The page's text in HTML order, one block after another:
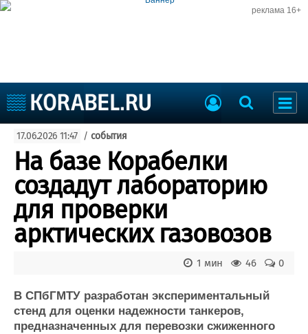
реклама 16+
Судоходство
Судоремонт
События
Порты
Рыболовство
ВМФ
Образование
Яхты и катера
Еще
Пульс
Новости
Компании
Доска объявлений
Продажа флота
Оборудование
17.06.2026 11:47 / события
На базе Корабелки
создадут лабораторию
для проверки
арктических газовозов
0
46
1 мин
В СПбГМТУ разработан экспериментальный
стенд для оценки надежности танкеров,
предназначенных для перевозки сжиженного